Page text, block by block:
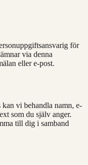
för
via denna
eller e-post.
vi behandla namn, e-
som du själv anger.
till dig i samband